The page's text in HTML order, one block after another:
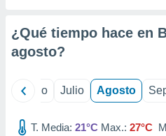
e
¿Qué tiempo hace en
agosto?
Junio Julio Agosto
T. Media: 21°C Max.: 27°C